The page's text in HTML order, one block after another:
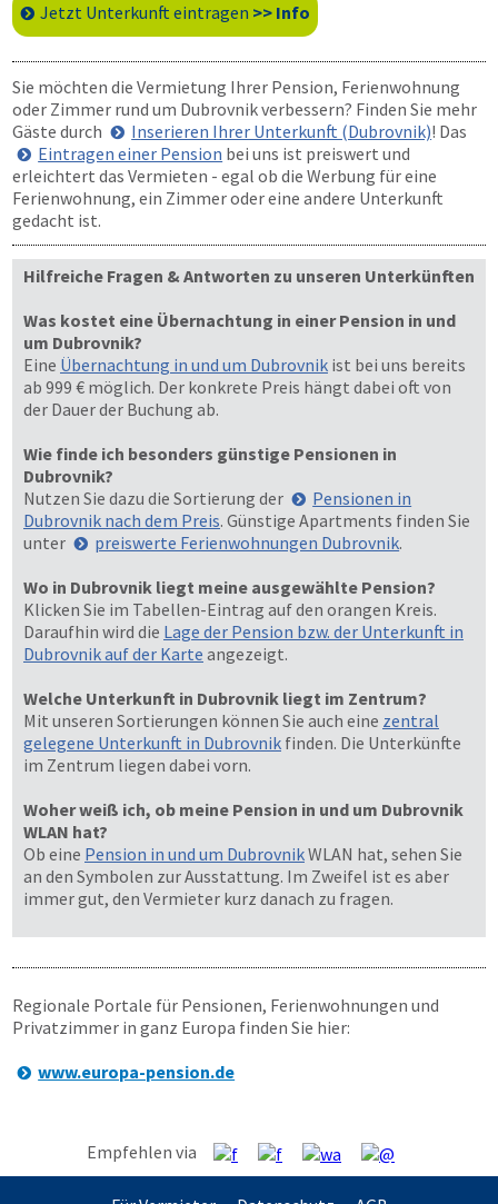
Jetzt Unterkunft eintragen >> Info
Sie möchten die Vermietung Ihrer Pension, Ferienwohnung
oder Zimmer rund um Dubrovnik verbessern? Finden Sie mehr
Gäste durch
Inserieren Ihrer Unterkunft (Dubrovnik)! Das
Eintragen einer Pension bei uns ist preiswert und
erleichtert das Vermieten - egal ob die Werbung für eine
Ferienwohnung, ein Zimmer oder eine andere Unterkunft
gedacht ist.
Hilfreiche Fragen & Antworten zu unseren Unterkünften
Was kostet eine Übernachtung in einer Pension in und
um Dubrovnik?
Eine Übernachtung in und um Dubrovnik ist bei uns bereits
ab 999 € möglich. Der konkrete Preis hängt dabei oft von
der Dauer der Buchung ab.
Wie finde ich besonders günstige Pensionen in
Dubrovnik?
Nutzen Sie dazu die Sortierung der
Pensionen in
Dubrovnik nach dem Preis. Günstige Apartments finden Sie
unter
preiswerte Ferienwohnungen Dubrovnik.
Wo in Dubrovnik liegt meine ausgewählte Pension?
Klicken Sie im Tabellen-Eintrag auf den orangen Kreis.
Daraufhin wird die Lage der Pension bzw. der Unterkunft in
Dubrovnik auf der Karte angezeigt.
Welche Unterkunft in Dubrovnik liegt im Zentrum?
Mit unseren Sortierungen können Sie auch eine zentral
gelegene Unterkunft in Dubrovnik finden. Die Unterkünfte
im Zentrum liegen dabei vorn.
Woher weiß ich, ob meine Pension in und um Dubrovnik
WLAN hat?
Ob eine Pension in und um DubrovnikWLAN hat, sehen Sie
an den Symbolen zur Ausstattung. Im Zweifel ist es aber
immer gut, den Vermieter kurz danach zu fragen.
Regionale Portale für Pensionen, Ferienwohnungen und
Privatzimmer in ganz Europa finden Sie hier:
www.europa-pension.de
Empfehlen via